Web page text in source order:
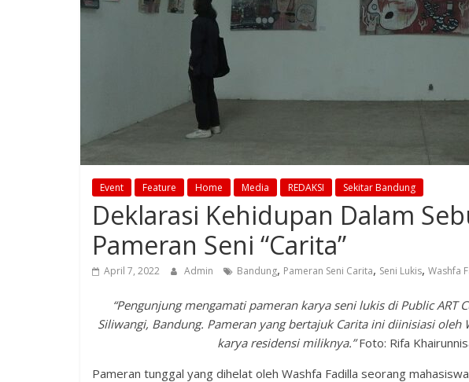
Event Feature Home Media REDAKSI Sekitar Bandung
Deklarasi Kehidupan Dalam
Pameran Seni “Carita”
April 7, 2022 Admin Bandung, Pameran Seni Carita, Seni Lukis, Washfa
“Pengunjung mengamati pameran karya seni lukis di Public ART
Siliwangi, Bandung. Pameran yang bertajuk Carita ini diinisiasi
karya residensi miliknya.”Foto: Rifa
Pameran tunggal yang dihelat oleh Washfa Fadilla seorang